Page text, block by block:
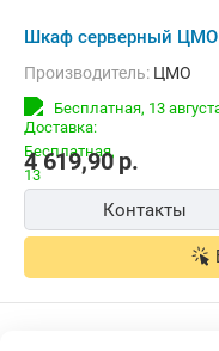
Шкаф серверный
Производитель: ЦМО
Бесплатная, 13
4 619,90р.
Контакты